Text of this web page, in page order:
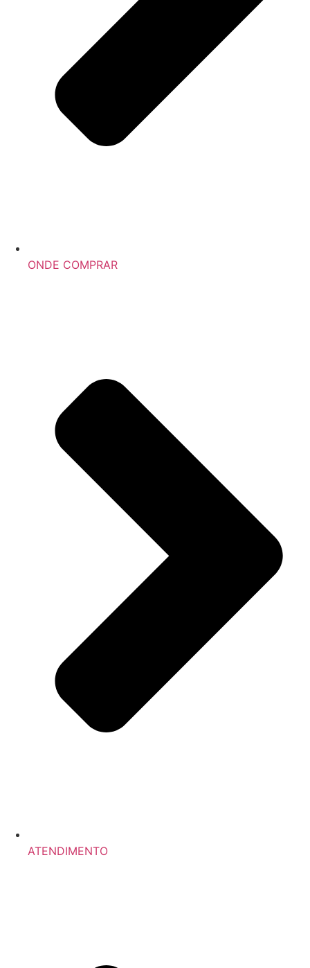
ONDE COMPRAR
ATENDIMENTO